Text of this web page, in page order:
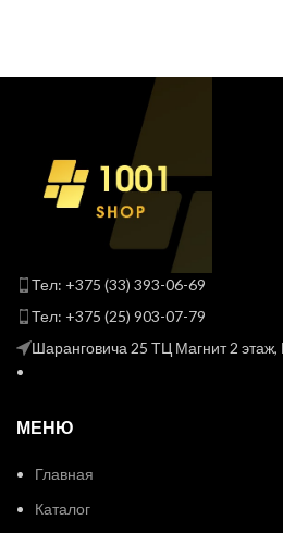
Тел: +375 (33) 393-06-69
Тел: +375 (25) 903-07-79
Шаранговича 25 ТЦ Магнит 2 этаж,
МЕНЮ
Главная
Каталог